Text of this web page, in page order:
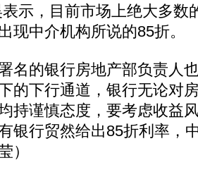
示，目前市场上绝大多数
现中介机构所说的85折。
的银行房地产部负责人
的下行通道，银行无论对
持谨慎态度，要考虑收益
银行贸然给出85折利率，
）